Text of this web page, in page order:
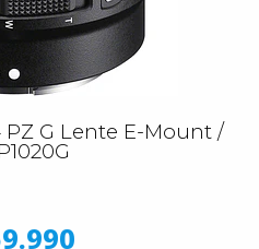
PZ G Lente E-Mount /